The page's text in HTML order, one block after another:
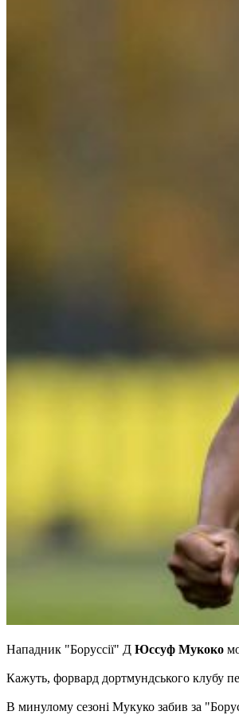
Нападник "Боруссії" Д Юссуф Мукоко
Кажуть, форвард дортмундського клубу
В минулому сезоні Мукуко забив за